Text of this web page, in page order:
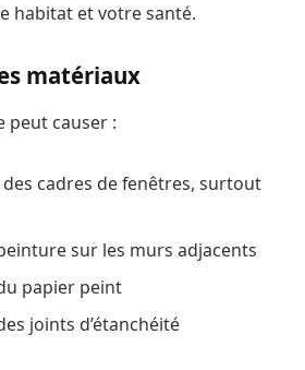
habitat et votre santé.
matériaux
peut causer :
cadres de fenêtres, surtout
sur les murs adjacents
papier peint
joints d’étanchéité